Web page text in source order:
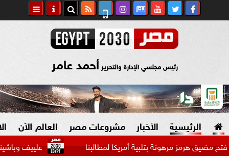
رئيس مجلسي الإدارة والتحرير أحمد عامر
الرئيسية الأخبار مشروعات مصر العالم الآن
علييف وباشينيان هرمز مرهونة بتلبية أمريكا لمطالبنا